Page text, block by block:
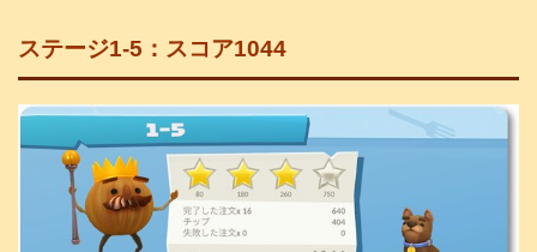
ステージ1-5：スコア1044